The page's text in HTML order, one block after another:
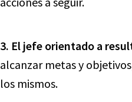
3. El jefe orientado a
alcanzar metas y
los mismos.